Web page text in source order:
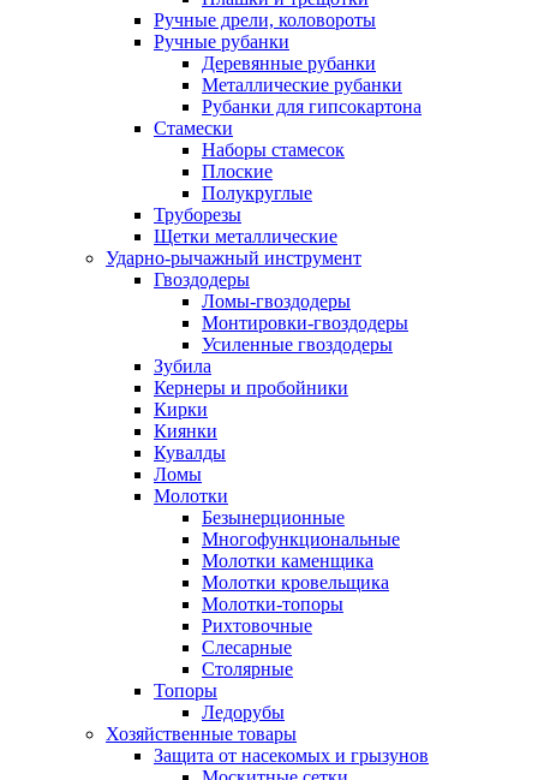
Ручные дрели, коловороты
Ручные рубанки
Деревянные рубанки
Металлические рубанки
Рубанки для гипсокартона
Стамески
Наборы стамесок
Плоские
Полукруглые
Труборезы
Щетки металлические
Ударно-рычажный инструмент
Гвоздодеры
Ломы-гвоздодеры
Монтировки-гвоздодеры
Усиленные гвоздодеры
Зубила
Кернеры и пробойники
Кирки
Киянки
Кувалды
Ломы
Молотки
Безынерционные
Многофункциональные
Молотки каменщика
Молотки кровельщика
Молотки-топоры
Рихтовочные
Слесарные
Столярные
Топоры
Ледорубы
Хозяйственные товары
Защита от насекомых и грызунов